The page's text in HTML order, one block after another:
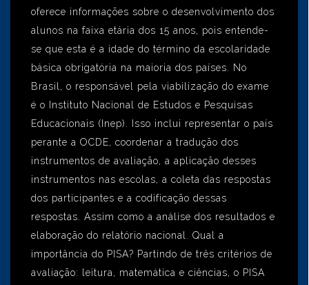
oferece informações sobre o desenvolvimento dos
alunos na faixa etária dos 15 anos, pois entende-
se que esta é a idade do término da escolaridade
básica obrigatória na maioria dos países. No
Brasil, o responsável pela viabilização do exame
é o Instituto Nacional de Estudos e Pesquisas
Educacionais (Inep). Isso inclui representar o país
perante a OCDE, coordenar a tradução dos
instrumentos de avaliação, a aplicação desses
instrumentos nas escolas, a coleta das respostas
dos participantes e a codificação dessas
respostas. Assim como a análise dos resultados e
elaboração do relatório nacional. Qual a
importância do PISA? Partindo de três critérios de
avaliação: leitura, matemática e ciências, o PISA